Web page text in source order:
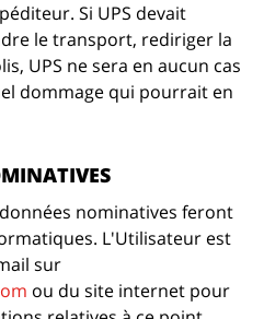
Si UPS devait
le transport, rediriger la
UPS ne sera en aucun cas
dommage qui pourrait en
nominatives feront
L'Utilisateur est
sur
ou du site internet pour